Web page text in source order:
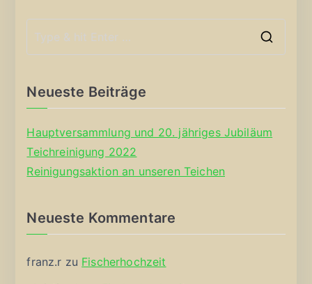
Neueste Beiträge
Hauptversammlung und 20. jähriges Jubiläum
Teichreinigung 2022
Reinigungsaktion an unseren Teichen
Neueste Kommentare
franz.r zu Fischerhochzeit